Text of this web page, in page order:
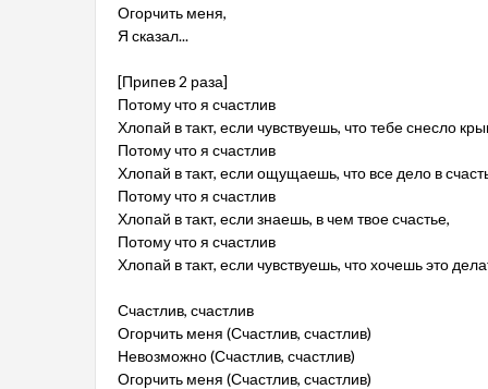
Огорчить меня,
Я сказал...
[Припев 2 раза]
Потому что я счастлив
Хлопай в такт, если чувствуешь, что тебе снесло
Потому что я счастлив
Хлопай в такт, если ощущаешь, что все дело в
Потому что я счастлив
Хлопай в такт, если знаешь, в чем твое счастье,
Потому что я счастлив
Хлопай в такт, если чувствуешь, что хочешь это
Счастлив, счастлив
Огорчить меня (Счастлив, счастлив)
Невозможно (Счастлив, счастлив)
Огорчить меня (Счастлив, счастлив)